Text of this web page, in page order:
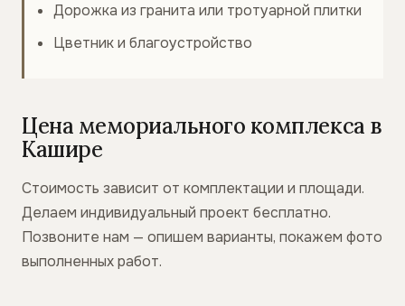
Дорожка из гранита или тротуарной плитки
Цветник и благоустройство
Цена мемориального комплекса в
Кашире
Стоимость зависит от комплектации и площади.
Делаем индивидуальный проект бесплатно.
Позвоните нам — опишем варианты, покажем фото
выполненных работ.